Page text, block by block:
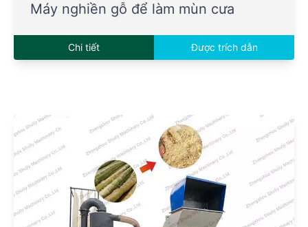
Máy nghiền gỗ để làm mùn cưa
Chi tiết Được trích dẫn